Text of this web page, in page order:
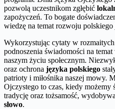
pozwolą uczestnikom zgłębić
zapożyczeń. To bogate
wiedzę na temat rozwoju polskiego
Wykorzystując cytaty w
podnoszenia świadomości na
naszym życiu społecznym.
oraz ochrona języka polskiego
patrioty i miłośnika naszej mowy.
Ojczystego to czas, kiedy możemy
tradycję oraz tożsamość,
słowo.